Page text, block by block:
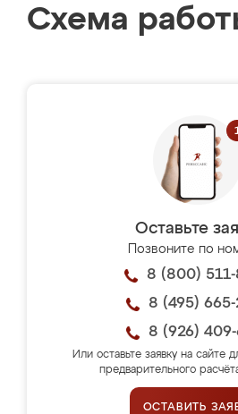
Схема
Оставьте
Позвоните по
8 (800)
8 (495) 665-
8 (926) 409-
Или оставьте заявку на сайте
предварительного
ОСТАВИТЬ